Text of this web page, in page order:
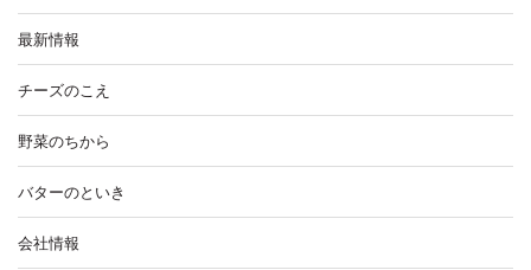
最新情報
チーズのこえ
野菜のちから
バターのといき
会社情報